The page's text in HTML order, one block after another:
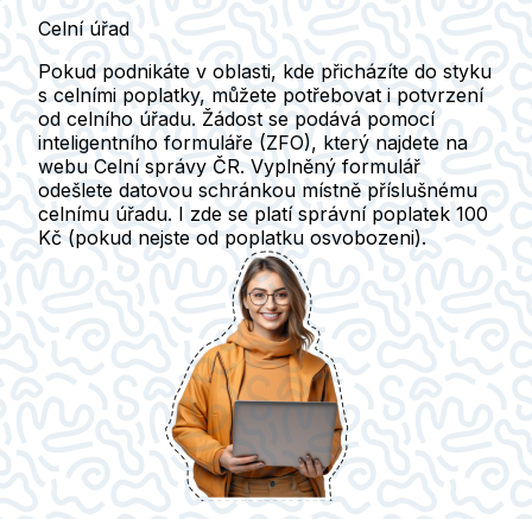
Celní úřad
Pokud podnikáte v oblasti, kde přicházíte do styku
s celními poplatky, můžete potřebovat i potvrzení
od celního úřadu. Žádost se podává pomocí
inteligentního formuláře (ZFO), který najdete na
webu Celní správy ČR. Vyplněný formulář
odešlete datovou schránkou místně příslušnému
celnímu úřadu. I zde se platí správní poplatek 100
Kč (pokud nejste od poplatku osvobozeni).